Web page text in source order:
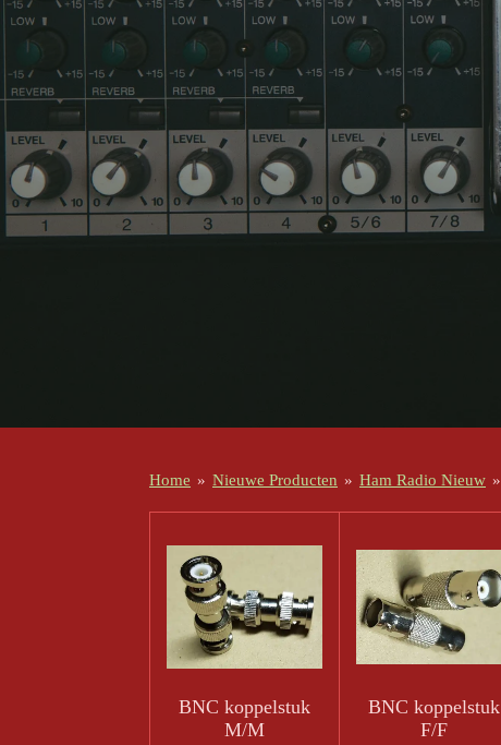
Home » Nieuwe Producten » Ham Radio Nieuw »
BNC koppelstuk
M/M
BNC koppelstuk
F/F